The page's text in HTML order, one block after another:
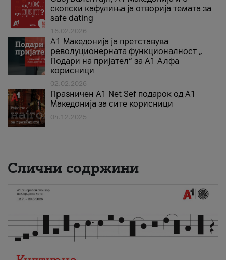
скопски кафулиња ја отворија темата за
safe dating
16.02.2026
А1 Македонија ја претставува
револуционерната функционалност „
Подари на пријател“ за А1 Алфа
корисници
02.02.2026
Празничен A1 Net Sеf подарок од А1
Македонија за сите корисници
04.12.2025
Слични содржини